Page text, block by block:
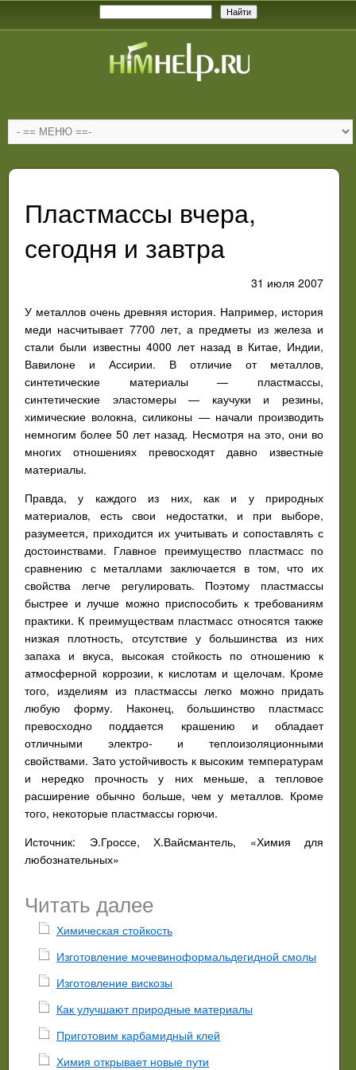
Пластмассы вчера,
сегодня и завтра
31 июля 2007
У металлов очень древняя история. Например, история
меди насчитывает 7700 лет, а предметы из железа и
стали были известны 4000 лет назад в Китае, Индии,
Вавилоне и Ассирии. В отличие от металлов,
синтетические материалы — пластмассы,
синтетические эластомеры — каучуки и резины,
химические волокна, силиконы — начали производить
немногим более 50 лет назад. Несмотря на это, они во
многих отношениях превосходят давно известные
материалы.
Правда, у каждого из них, как и у природных
материалов, есть свои недостатки, и при выборе,
разумеется, приходится их учитывать и сопоставлять с
достоинствами. Главное преимущество пластмасс по
сравнению с металлами заключается в том, что их
свойства легче регулировать. Поэтому пластмассы
быстрее и лучше можно приспособить к требованиям
практики. К преимуществам пластмасс относятся также
низкая плотность, отсутствие у большинства из них
запаха и вкуса, высокая стойкость по отношению к
атмосферной коррозии, к кислотам и щелочам. Кроме
того, изделиям из пластмассы легко можно придать
любую форму. Наконец, большинство пластмасс
превосходно поддается крашению и обладает
отличными электро- и теплоизоляционными
свойствами. Зато устойчивость к высоким температурам
и нередко прочность у них меньше, а тепловое
расширение обычно больше, чем у металлов. Кроме
того, некоторые пластмассы горючи.
Источник: Э.Гроссе, Х.Вайсмантель, «Химия для
любознательных»
Читать далее
Химическая стойкость
Изготовление мочевиноформальдегидной смолы
Изготовление вискозы
Как улучшают природные материалы
Приготовим карбамидный клей
Химия открывает новые пути